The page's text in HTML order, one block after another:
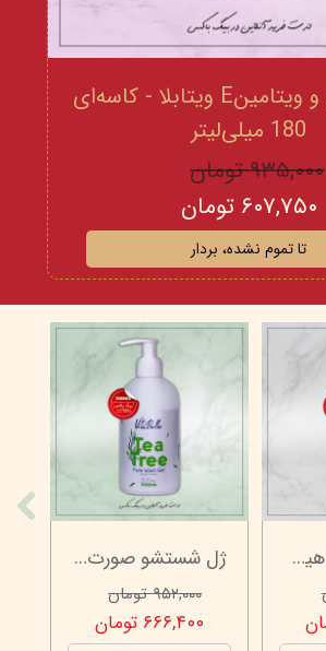
کرم آووکادو و ویتامینE ویتابلا - کاسه‌ای
180 میلی‌لیتر
۹۳۵,۰۰۰ تومان
۶۰۷,۷۵۰ تومان
تا تموم نشده، بردار
۵۵۸,۰۰۰ تومان
کرم آووکادو و ویتامینE ویتابلا - تیوپی 60 میلی‌لیتر
۳۷۷,۳۰۰ تومان